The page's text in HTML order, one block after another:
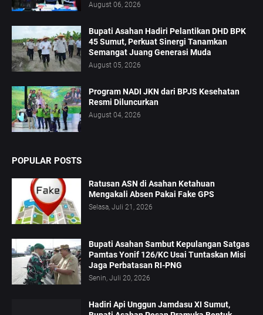
August 06, 2026
Bupati Asahan Hadiri Pelantikan DHD BPK
45 Sumut, Perkuat Sinergi Tanamkan
Semangat Juang Generasi Muda
August 05, 2026
Program NADI JKN dari BPJS Kesehatan
Resmi Diluncurkan
August 04, 2026
POPULAR POSTS
Ratusan ASN di Asahan Ketahuan
Mengakali Absen Pakai Fake GPS
Selasa, Juli 21, 2026
Bupati Asahan Sambut Kepulangan Satgas
Pamtas Yonif 126/KC Usai Tuntaskan Misi
Jaga Perbatasan RI-PNG
Senin, Juli 20, 2026
Hadiri Api Unggun Jamdasu XI Sumut,